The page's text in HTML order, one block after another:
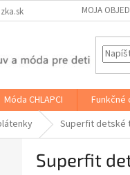
MOJA
Móda CHLAPCI
Superfit detské
Superfit